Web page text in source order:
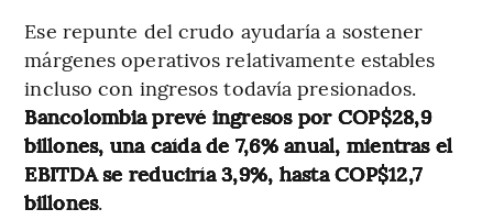
Ese repunte del crudo ayudaría a sostener
márgenes operativos relativamente estables
incluso con ingresos todavía presionados.
Bancolombia prevé ingresos por COP$28,9
billones, una caída de 7,6% anual, mientras el
EBITDA se reduciría 3,9%, hasta COP$12,7
billones.